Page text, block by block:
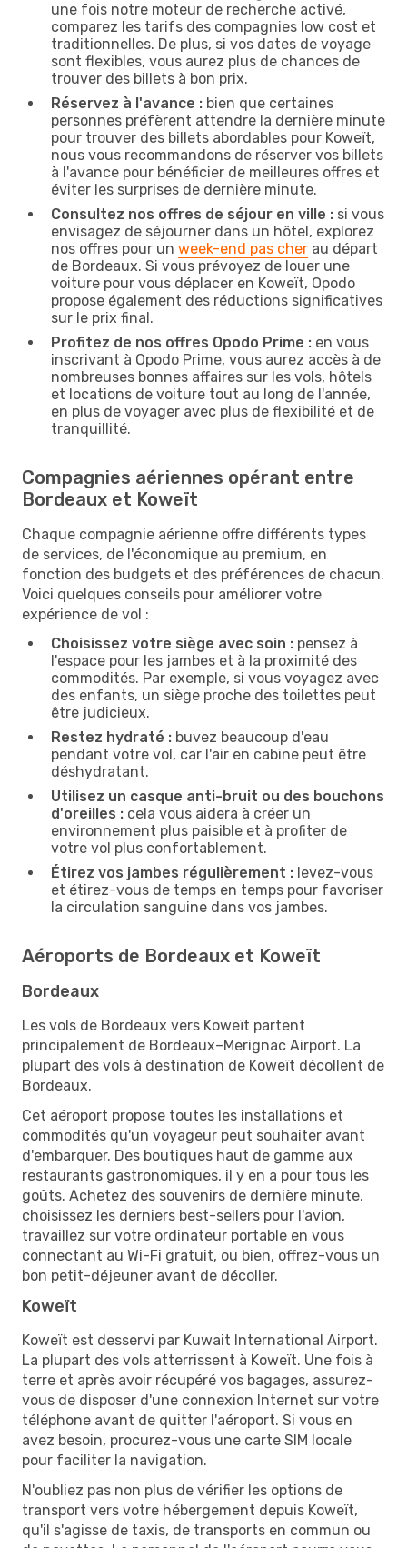
une fois notre moteur de recherche activé,
comparez les tarifs des compagnies low cost et
traditionnelles. De plus, si vos dates de voyage
sont flexibles, vous aurez plus de chances de
trouver des billets à bon prix.
Réservez à l'avance : bien que certaines
personnes préfèrent attendre la dernière minute
pour trouver des billets abordables pour Koweït,
nous vous recommandons de réserver vos billets
à l'avance pour bénéficier de meilleures offres et
éviter les surprises de dernière minute.
Consultez nos offres de séjour en ville : si vous
envisagez de séjourner dans un hôtel, explorez
nos offres pour un week-end pas cher au départ
de Bordeaux. Si vous prévoyez de louer une
voiture pour vous déplacer en Koweït, Opodo
propose également des réductions significatives
sur le prix final.
Profitez de nos offres Opodo Prime : en vous
inscrivant à Opodo Prime, vous aurez accès à de
nombreuses bonnes affaires sur les vols, hôtels
et locations de voiture tout au long de l'année,
en plus de voyager avec plus de flexibilité et de
tranquillité.
Compagnies aériennes opérant entre
Bordeaux et Koweït
Chaque compagnie aérienne offre différents types
de services, de l'économique au premium, en
fonction des budgets et des préférences de chacun.
Voici quelques conseils pour améliorer votre
expérience de vol :
Choisissez votre siège avec soin : pensez à
l'espace pour les jambes et à la proximité des
commodités. Par exemple, si vous voyagez avec
des enfants, un siège proche des toilettes peut
être judicieux.
Restez hydraté : buvez beaucoup d'eau
pendant votre vol, car l'air en cabine peut être
déshydratant.
Utilisez un casque anti-bruit ou des bouchons
d'oreilles : cela vous aidera à créer un
environnement plus paisible et à profiter de
votre vol plus confortablement.
Étirez vos jambes régulièrement : levez-vous
et étirez-vous de temps en temps pour favoriser
la circulation sanguine dans vos jambes.
Aéroports de Bordeaux et Koweït
Bordeaux
Les vols de Bordeaux vers Koweït partent
principalement de Bordeaux–Merignac Airport. La
plupart des vols à destination de Koweït décollent de
Bordeaux.
Cet aéroport propose toutes les installations et
commodités qu'un voyageur peut souhaiter avant
d'embarquer. Des boutiques haut de gamme aux
restaurants gastronomiques, il y en a pour tous les
goûts. Achetez des souvenirs de dernière minute,
choisissez les derniers best-sellers pour l'avion,
travaillez sur votre ordinateur portable en vous
connectant au Wi-Fi gratuit, ou bien, offrez-vous un
bon petit-déjeuner avant de décoller.
Koweït
Koweït est desservi par Kuwait International Airport.
La plupart des vols atterrissent à Koweït. Une fois à
terre et après avoir récupéré vos bagages, assurez-
vous de disposer d'une connexion Internet sur votre
téléphone avant de quitter l'aéroport. Si vous en
avez besoin, procurez-vous une carte SIM locale
pour faciliter la navigation.
N'oubliez pas non plus de vérifier les options de
transport vers votre hébergement depuis Koweït,
qu'il s'agisse de taxis, de transports en commun ou